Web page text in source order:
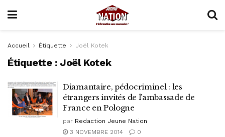
Accueil Étiquette Joël Kotek
Étiquette : Joël Kotek
Diamantaire, pédocriminel : les
étrangers invités de l’ambassade de
France en Pologne
par Redaction Jeune Nation
3 NOVEMBRE 2014
0